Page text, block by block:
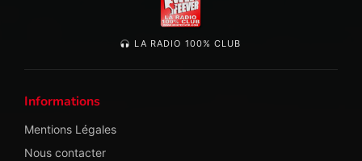
LA RADIO 100% CLUB
Informations
Mentions Légales
Nous contacter